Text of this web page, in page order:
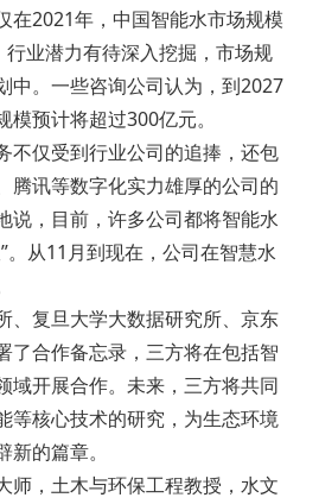
在2021年，中国智能水市场规模
业潜力有待深入挖掘，市场规
中。一些咨询公司认为，到2027
预计将超过300亿元。
不仅受到行业公司的追捧，还包
腾讯等数字化实力雄厚的公司的
说，目前，许多公司都将智能水
。从11月到现在，公司在智慧水
、复旦大学大数据研究所、京东
了合作备忘录，三方将在包括智
域开展合作。未来，三方将共同
等核心技术的研究，为生态环境
的篇章。
师，土木与环保工程教授，水文